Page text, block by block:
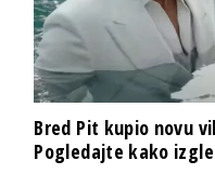
Bred Pit kupio novu
Pogledajte kako